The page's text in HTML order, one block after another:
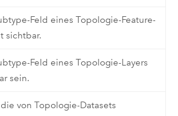
Feld eines Topologie-Feature-
sichtbar.
Feld eines Topologie-Layers
sein.
von Topologie-Datasets